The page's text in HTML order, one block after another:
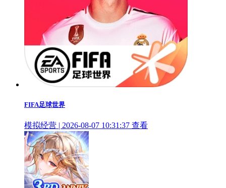
FIFA足球世界
模拟经营 | 2026-08-07 10:31:37 查看